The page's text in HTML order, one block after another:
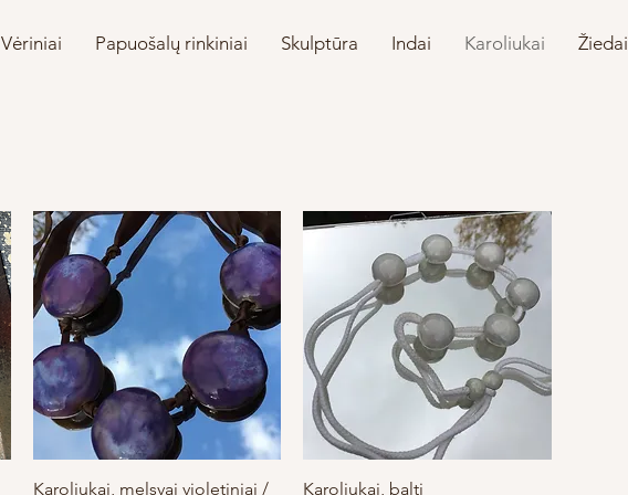
Vėriniai Papuošalų rinkiniai Skulptūra Indai Karoliukai Žiedai
Greita peržiūra
Karoliukai, melsvai violetiniai /
Greita peržiūra
Karoliukai, balti